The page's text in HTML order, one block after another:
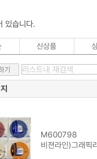
있습니다.
M600798
비젼라인)그래